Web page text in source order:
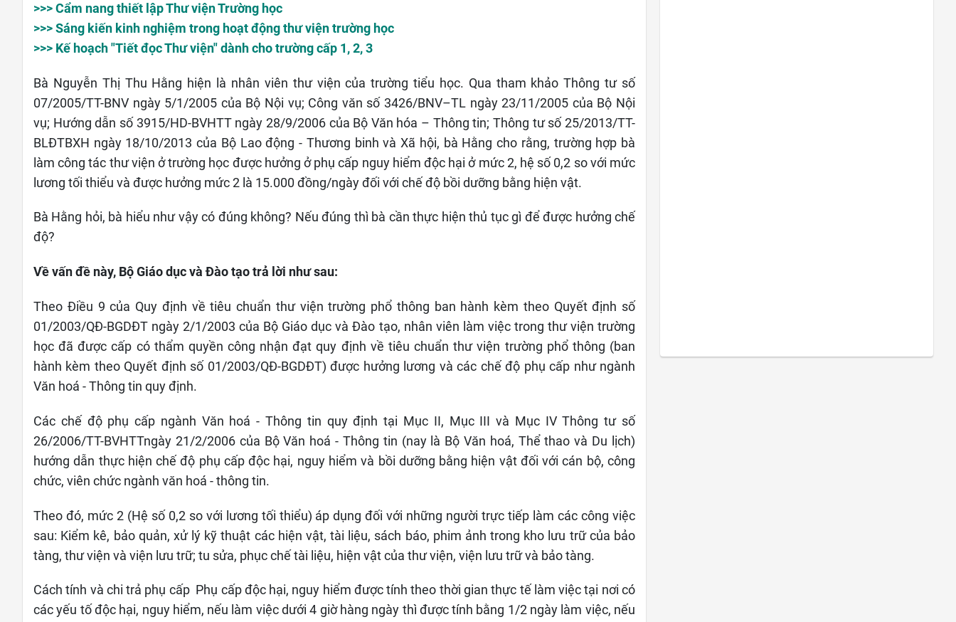
>>> Cẩm nang thiết lập Thư viện Trường học
>>> Sáng kiến kinh nghiệm trong hoạt động thư viện trường học
>>> Kế hoạch "Tiết đọc Thư viện" dành cho trường cấp 1, 2, 3
Bà Nguyễn Thị Thu Hằng hiện là nhân viên thư viện của trường tiểu học. Qua tham khảo Thông tư số
07/2005/TT-BNV ngày 5/1/2005 của Bộ Nội vụ; Công văn số 3426/BNV–TL ngày 23/11/2005 của Bộ Nội
vụ; Hướng dẫn số 3915/HD-BVHTT ngày 28/9/2006 của Bộ Văn hóa – Thông tin; Thông tư số 25/2013/TT-
BLĐTBXH ngày 18/10/2013 của Bộ Lao động - Thương binh và Xã hội, bà Hằng cho rằng, trường hợp bà
làm công tác thư viện ở trường học được hưởng ở phụ cấp nguy hiểm độc hại ở mức 2, hệ số 0,2 so với mức
lương tối thiểu và được hưởng mức 2 là 15.000 đồng/ngày đối với chế độ bồi dưỡng bằng hiện vật.
Bà Hằng hỏi, bà hiểu như vậy có đúng không? Nếu đúng thì bà cần thực hiện thủ tục gì để được hưởng chế
độ?
Về vấn đề này, Bộ Giáo dục và Đào tạo trả lời như sau:
Theo Điều 9 của Quy định về tiêu chuẩn thư viện trường phổ thông ban hành kèm theo Quyết định số
01/2003/QĐ-BGDĐT ngày 2/1/2003 của Bộ Giáo dục và Đào tạo, nhân viên làm việc trong thư viện trường
học đã được cấp có thẩm quyền công nhận đạt quy định về tiêu chuẩn thư viện trường phổ thông (ban
hành kèm theo Quyết định số 01/2003/QĐ-BGDĐT) được hưởng lương và các chế độ phụ cấp như ngành
Văn hoá - Thông tin quy định.
Các chế độ phụ cấp ngành Văn hoá - Thông tin quy định tại Mục II, Mục III và Mục IV Thông tư số
26/2006/TT-BVHTTngày 21/2/2006 của Bộ Văn hoá - Thông tin (nay là Bộ Văn hoá, Thể thao và Du lịch)
hướng dẫn thực hiện chế độ phụ cấp độc hại, nguy hiểm và bồi dưỡng bằng hiện vật đối với cán bộ, công
chức, viên chức ngành văn hoá - thông tin.
Theo đó, mức 2 (Hệ số 0,2 so với lương tối thiểu) áp dụng đối với những người trực tiếp làm các công việc
sau: Kiểm kê, bảo quản, xử lý kỹ thuật các hiện vật, tài liệu, sách báo, phim ảnh trong kho lưu trữ của bảo
tàng, thư viện và viện lưu trữ; tu sửa, phục chế tài liệu, hiện vật của thư viện, viện lưu trữ và bảo tàng.
Cách tính và chi trả phụ cấp Phụ cấp độc hại, nguy hiểm được tính theo thời gian thực tế làm việc tại nơi có
các yếu tố độc hại, nguy hiểm, nếu làm việc dưới 4 giờ hàng ngày thì được tính bằng 1/2 ngày làm việc, nếu